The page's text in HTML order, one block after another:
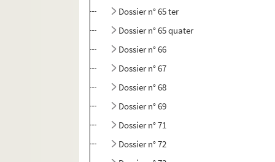
Dossier n° 65 ter
Dossier n° 65 quater
Dossier n° 66
Dossier n° 67
Dossier n° 68
Dossier n° 69
Dossier n° 71
Dossier n° 72